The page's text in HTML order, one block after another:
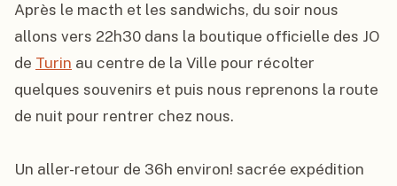
Après le macth et les sandwichs, du soir nous
allons vers 22h30 dans la boutique officielle des JO
de Turin au centre de la Ville pour récolter
quelques souvenirs et puis nous reprenons la route
de nuit pour rentrer chez nous.
Un aller-retour de 36h environ! sacrée expédition